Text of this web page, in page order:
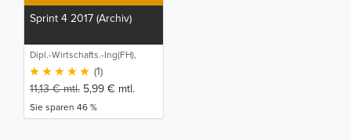
Sprint 4 2017 (Archiv)
Dipl.-Wirtschafts.-Ing(FH),
M.Sc. Sebastian Schneider
(1)
11,13€mtl. 5,99 € mtl.
Sie sparen 46 %